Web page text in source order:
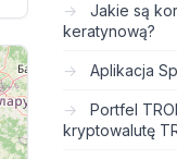
Jakie są
keratynową?
Aplikacja
Portfel
kryptowalutę